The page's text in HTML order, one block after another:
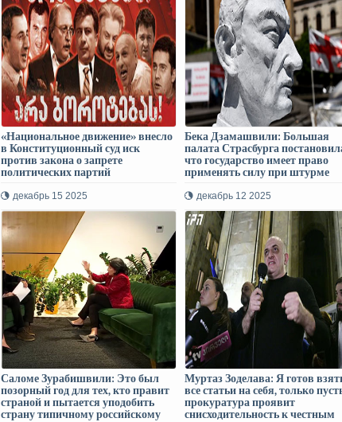
«Национальное движение» внесло
в Конституционный суд иск
против закона о запрете
политических партий
декабрь 15 2025
Бека Дзамашвили: Большая
палата Страсбурга
что государство имеет право
применять силу при штурме
июня тогдашние руководители
МВД применили силу
непропорционально
декабрь 12 2025
Саломе Зурабишвили: Это был
позорный год для тех, кто правит
страной и пытается уподобить
страну типичному российскому
Муртаз Зоделава: Я готов
все статьи на себя, только
прокуратура проявит
снисходительность к честным